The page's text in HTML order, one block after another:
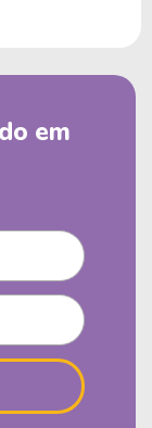
em